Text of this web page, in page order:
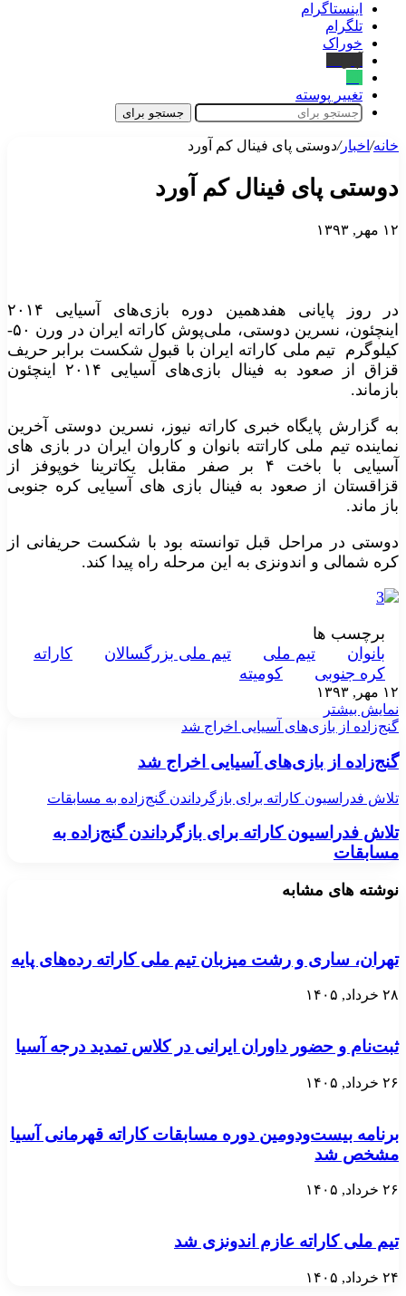
اینستاگرام
تلگرام
خوراک
تغییر پوسته
جستجو برای
خانه/ اخبار/دوستی پای فینال کم آورد
دوستی پای فینال کم آورد
۱۲ مهر, ۱۳۹۳
در روز پایانی هفدهمین دوره بازی‌های آسیایی ۲۰۱۴
اینچئون، نسرین دوستی، ملی‌پوش کاراته ایران در ورن ۵۰-
کیلوگرم تیم ملی کاراته ایران با قبول شکست برابر حریف
قزاق از صعود به فینال بازی‌های آسیایی ۲۰۱۴ اینچئون
بازماند.
به گزارش پایگاه خبری کاراته نیوز، نسرین دوستی آخرین
نماینده تیم ملی کاراتته بانوان و کاروان ایران در بازی های
آسیایی با باخت ۴ بر صفر مقابل یکاترینا خوپوفز از
قزاقستان از صعود به فینال بازی های آسیایی کره جنوبی
باز ماند.
دوستی در مراحل قبل توانسته بود با شکست حریفانی از
کره شمالی و اندونزی به این مرحله راه پیدا کند.
برچسب ها
بانوان
تيم ملی تيم ملی بزرگسالان
کاراته
کره جنوبی
کوميته
۱۲ مهر, ۱۳۹۳
نمایش بیشتر
گنج‌زاده از بازی‌های آسیایی اخراج شد
گنج‌زاده از بازی‌های آسیایی اخراج شد
تلاش فدراسیون کاراته برای بازگرداندن گنج‌زاده به مسابقات
تلاش فدراسیون کاراته برای بازگرداندن گنج‌زاده به
مسابقات
نوشته های مشابه
تهران، ساری و رشت میزبان تیم ملی کاراته رده‌های پایه
۲۸ خرداد, ۱۴۰۵
ثبت‌نام و حضور داوران ایرانی در کلاس تمدید درجه آسیا
۲۶ خرداد, ۱۴۰۵
برنامه بیست‌ودومین دوره مسابقات کاراته قهرمانی آسیا
مشخص شد
۲۶ خرداد, ۱۴۰۵
تیم ملی کاراته عازم اندونزی شد
۲۴ خرداد, ۱۴۰۵